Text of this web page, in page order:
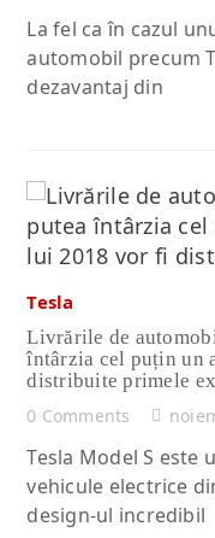
La fel ca în cazul
automobil precum
dezavantaj din
Tesla
Livrările de
întârzia cel puțin un
distribuite primele
0 Comments
Tesla Model S este
vehicule electrice
design-ul incredibil